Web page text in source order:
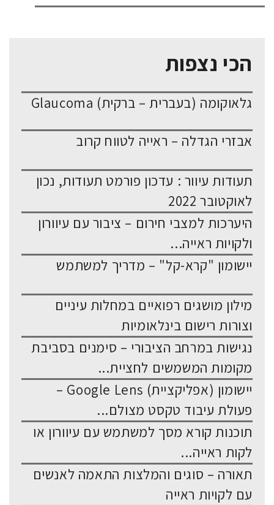
הכי נצפות
גלאוקומה (בעברית – ברקית) Glaucoma
אבזרי הגדלה – ראייה לטווח קרוב
תעודות עיוור : עדכון פורמט תעודות, נכון
לאוקטובר 2022
היערכות למצבי חירום – ציבור עם עיוורון
ולקויות ראייה...
יישומון "קרא-קל" – מדריך למשתמש
מילון מושגים רפואיים במחלות עיניים
וצורות רישום בינלאומיות
נגישות במרחב הציבורי – סימנים בסביבת
מקומות המשמשים לחציית...
יישומון (אפליקציית) Google Lens –
פעולת עיבוד טקסט מצולם...
תוכנות קורא מסך למשתמש עם עיוורון או
לקות ראייה...
תאורה – סוגים והמלצות התאמה לאנשים
עם לקויות ראייה